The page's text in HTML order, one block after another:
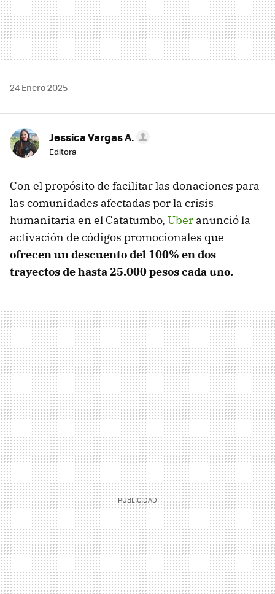
24 Enero 2025
Jessica Vargas A.
Editora
Con el propósito de facilitar las donaciones para
las comunidades afectadas por la crisis
humanitaria en el Catatumbo, Uber anunció la
activación de códigos promocionales que
ofrecen un descuento del 100% en dos
trayectos de hasta 25.000 pesos cada uno.